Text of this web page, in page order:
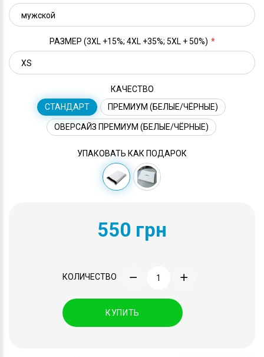
РАЗМЕР (3XL +15%; 4XL +35%; 5XL + 50%)
КАЧЕСТВО
СТАНДАРТ
ПРЕМИУМ (БЕЛЫЕ/ЧЁРНЫЕ)
ОВЕРСАЙЗ ПРЕМИУМ (БЕЛЫЕ/ЧЁРНЫЕ)
УПАКОВАТЬ КАК ПОДАРОК
550 грн
КОЛИЧЕСТВО
КУПИТЬ